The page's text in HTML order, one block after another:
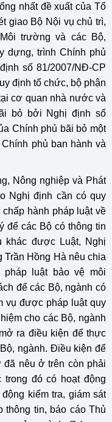
nhất đề xuất của Tổ
giao Bộ Nội vụ chủ trì,
trường và các Bộ,
dựng, trình Chính phủ
số 81/2007/NĐ-CP
định tổ chức, bộ phận
cơ quan nhà nước và
bỏ bởi Nghị định số
Chính phủ bãi bỏ một
phủ ban hành và
Nông nghiệp và Phát
Nghị định cần có quy
hành pháp luật về
để các Bộ có thông tin
khác được Luật, Nghị
Hồng Hà nêu chia
luật bảo vệ môi
để các Bộ, ngành có
vụ được pháp luật quy
cho các Bộ, ngành
ra điều kiện để thực
ngành. Điều kiện để
nêu ở trên còn phải
đó có hoạt động
kiểm tra, giám sát
thông tin, báo cáo Thủ